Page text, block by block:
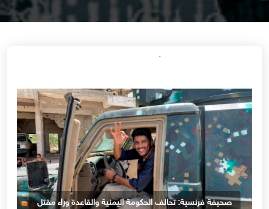
صحيفة فرنسية: تحالف الحكومة اليمنية والقاعدة وراء مقتل